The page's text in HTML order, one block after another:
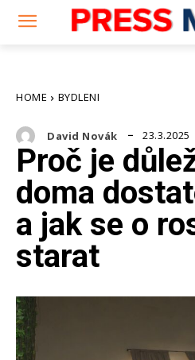
HOME BYDLENI
David Novák 23.3.2025
Proč je
doma
a jak se o
starat